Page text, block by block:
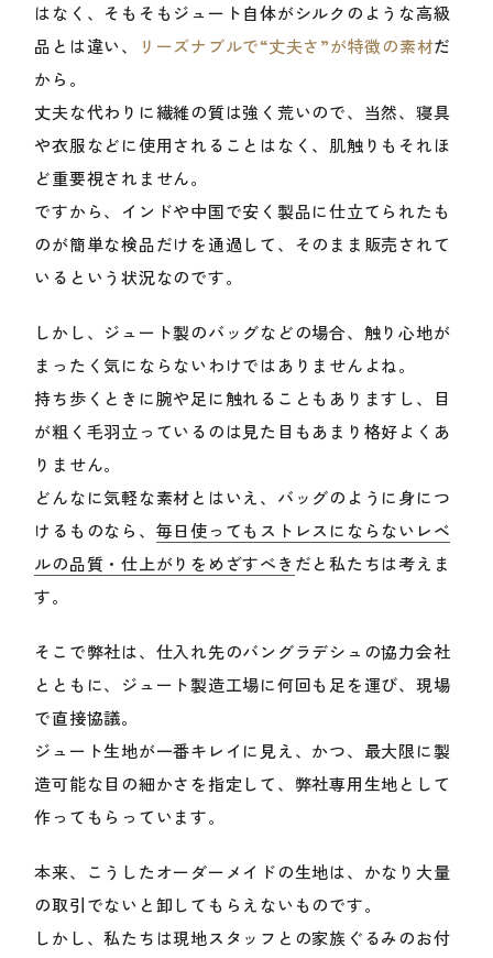
はなく、そもそもジュート自体がシルクのような高級
品とは違い、
リーズナブルで“丈夫さ”が特徴の素材だ
から。
丈夫な代わりに繊維の質は強く荒いので、当然、寝具
や衣服などに使用されることはなく、肌触りもそれほ
ど重要視されません。
ですから、インドや中国で安く製品に仕立てられたも
のが簡単な検品だけを通過して、そのまま販売されて
いるという状況なのです。
しかし、ジュート製のバッグなどの場合、触り心地が
まったく気にならないわけではありませんよね。
持ち歩くときに腕や足に触れることもありますし、目
が粗く毛羽立っているのは見た目もあまり格好よくあ
りません。
どんなに気軽な素材とはいえ、バッグのように身につ
けるものなら、 毎日使ってもストレスにならないレベ
ルの品質・仕上がりをめざすべきだと私たちは考えま
す。
そこで弊社は、仕入れ先のバングラデシュの協力会社
とともに、ジュート製造工場に何回も足を運び、現場
で直接協議。
ジュート生地が一番キレイに見え、かつ、最大限に製
造可能な目の細かさを指定して、弊社専用生地として
作ってもらっています。
本来、こうしたオーダーメイドの生地は、かなり大量
の取引でないと卸してもらえないものです。
しかし、私たちは現地スタッフとの家族ぐるみのお付